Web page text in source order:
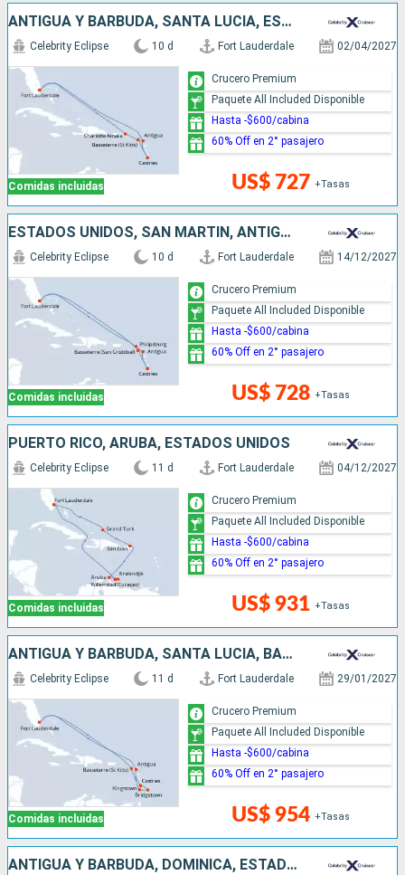
ANTIGUA Y BARBUDA, SANTA LUCIA, ESTADOS UNIDOS
Comidas incluidas
Celebrity Eclipse 10 d Fort Lauderdale 02/04/2027
US$ 727 +Tasas
Crucero Premium
Paquete All Included Disponible
Hasta -$600/cabina
60% Off en 2° pasajero
ESTADOS UNIDOS, SAN MARTÍN, ANTIGUA Y BARBUDA, SANTA LUCIA
Comidas incluidas
Celebrity Eclipse 10 d Fort Lauderdale 14/12/2027
US$ 728 +Tasas
Crucero Premium
Paquete All Included Disponible
Hasta -$600/cabina
60% Off en 2° pasajero
PUERTO RICO, ARUBA, ESTADOS UNIDOS
Comidas incluidas
Celebrity Eclipse 11 d Fort Lauderdale 04/12/2027
US$ 931 +Tasas
Crucero Premium
Paquete All Included Disponible
Hasta -$600/cabina
60% Off en 2° pasajero
ANTIGUA Y BARBUDA, SANTA LUCIA, BARBADOS, SAN VINCENT Y LAS GRANADINAS, ESTADOS UNIDOS
Comidas incluidas
Celebrity Eclipse 11 d Fort Lauderdale 29/01/2027
US$ 954 +Tasas
Crucero Premium
Paquete All Included Disponible
Hasta -$600/cabina
60% Off en 2° pasajero
ANTIGUA Y BARBUDA, DOMINICA, ESTADOS UNIDOS